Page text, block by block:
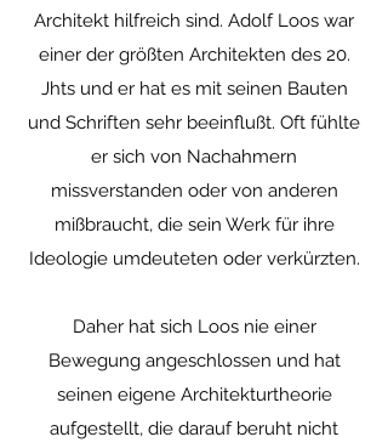
Architekt hilfreich sind. Adolf Loos war
einer der größten Architekten des 20.
Jhts und er hat es mit seinen Bauten
und Schriften sehr beeinflußt. Oft fühlte
er sich von Nachahmern
missverstanden oder von anderen
mißbraucht, die sein Werk für ihre
Ideologie umdeuteten oder verkürzten.
Daher hat sich Loos nie einer
Bewegung angeschlossen und hat
seinen eigene Architekturtheorie
aufgestellt, die darauf beruht nicht